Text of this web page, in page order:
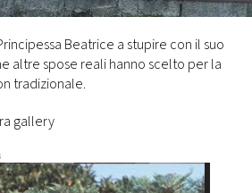
Beatrice a stupire con il suo
altre spose reali hanno scelto per la
tradizionale.
gallery